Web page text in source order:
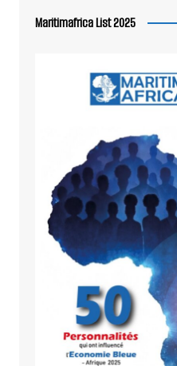
Maritimafrica List 2025